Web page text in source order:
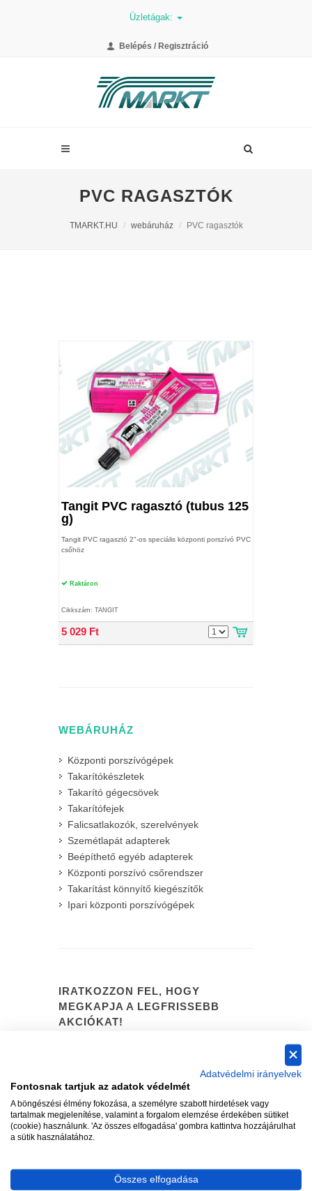
Üzletágak:
Belépés / Regisztráció
PVC RAGASZTÓK
TMARKT.HU webáruház PVC ragasztók
Tangit PVC ragasztó (tubus 125
g)
Tangit PVC ragasztó 2"-os speciális központi porszívó PVC
csőhöz
Raktáron
Cikkszám: TANGIT
5 029 Ft
WEBÁRUHÁZ
Központi porszívógépek
Takarítókészletek
Takarító gégecsövek
Takarítófejek
Falicsatlakozók, szerelvények
Szemétlapát adapterek
Beépíthető egyéb adapterek
Központi porszívó csőrendszer
Takarítást könnyítő kiegészítők
Ipari központi porszívógépek
IRATKOZZON FEL, HOGY
MEGKAPJA A LEGFRISSEBB
AKCIÓKAT!
Adatvédelmi irányelvek
Fontosnak tartjuk az adatok védelmét
A böngészési élmény fokozása, a személyre szabott hirdetések vagy
tartalmak megjelenítése, valamint a forgalom elemzése érdekében sütiket
(cookie) használunk. 'Az összes elfogadása' gombra kattintva hozzájárulhat
a sütik használatához.
Összes elfogadása